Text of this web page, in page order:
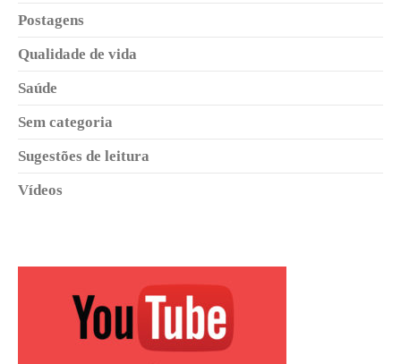
Postagens
Qualidade de vida
Saúde
Sem categoria
Sugestões de leitura
Vídeos